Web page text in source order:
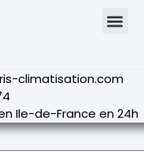
climatisation.com
Ile-de-France en 24h